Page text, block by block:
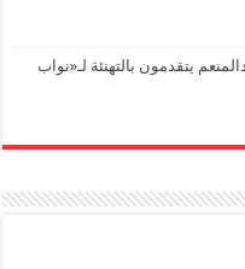
يتقدمون بالتهنئة لـ«نواب